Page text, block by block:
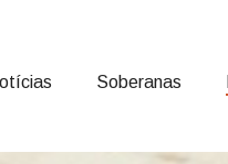
Soberanas